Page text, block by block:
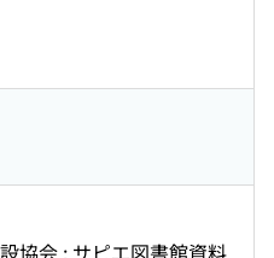
協会 : サピエ図書館資料